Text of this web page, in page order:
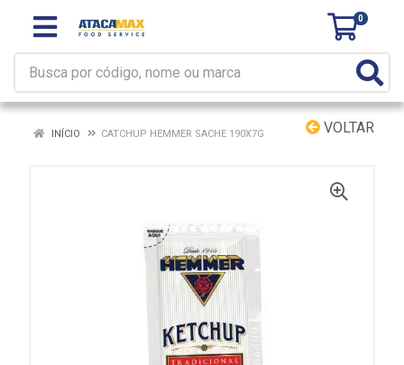
0
VOLTAR
INÍCIO CATCHUP HEMMER SACHE 190X7G